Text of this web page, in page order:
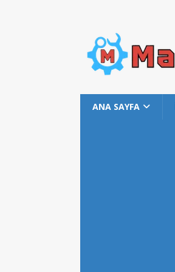
ANA SAYFA